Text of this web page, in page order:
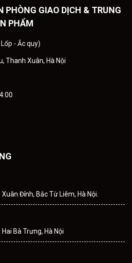
PHÒNG GIAO DỊCH & TRUNG
PHẨM
- Ắc quy)
Thanh Xuân, Hà Nội
Đỉnh, Bắc Từ Liêm, Hà Nội.
Bà Trưng, Hà Nội